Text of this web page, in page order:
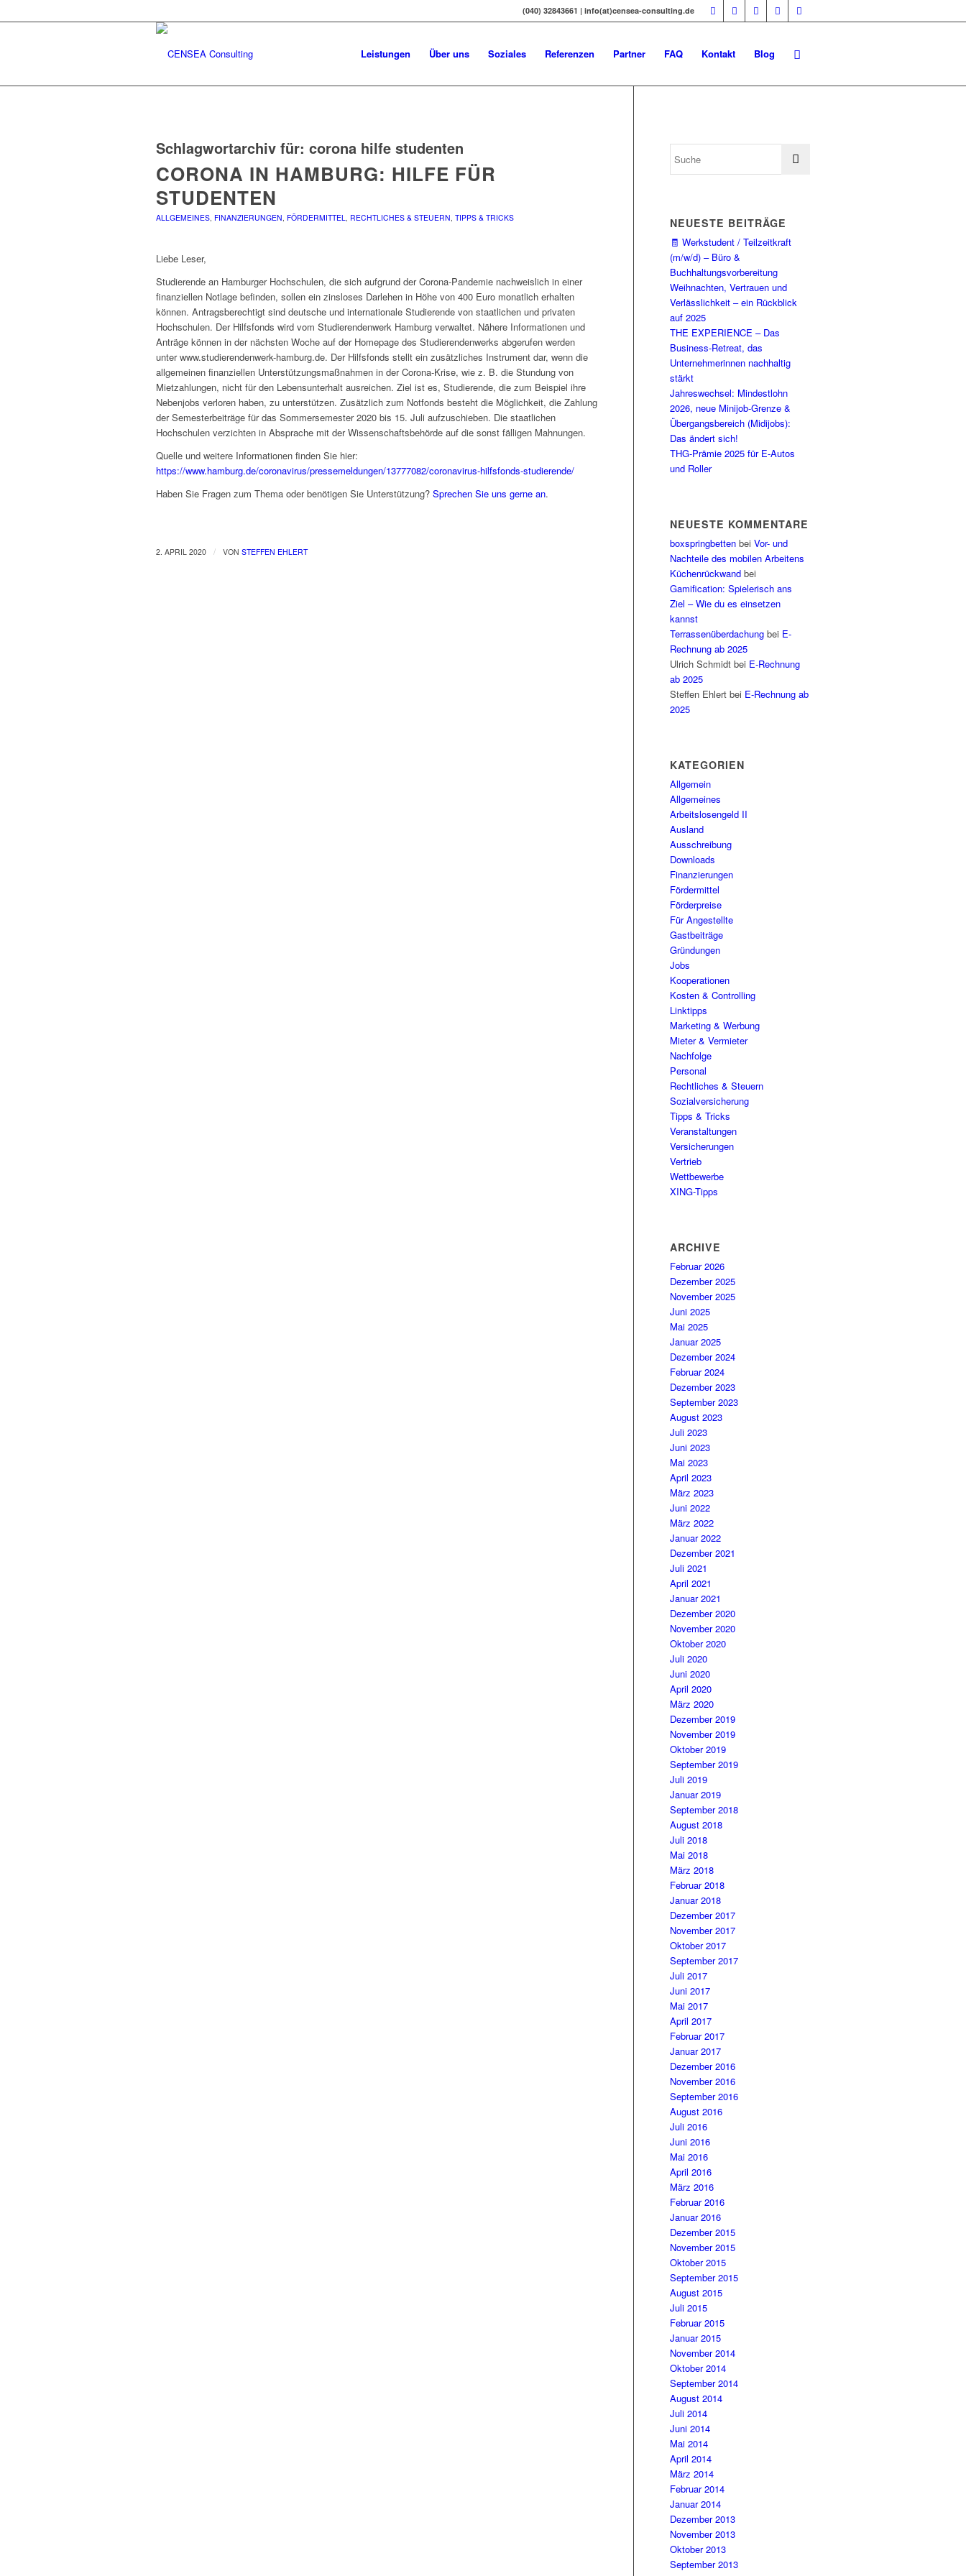
(040) 32843661 | info(at)censea-consulting.de
Leistungen Über uns Soziales Referenzen Partner FAQ Kontakt Blog
Schlagwortarchiv für: corona hilfe studenten
CORONA IN HAMBURG: HILFE FÜR
STUDENTEN
ALLGEMEINES, FINANZIERUNGEN, FÖRDERMITTEL, RECHTLICHES & STEUERN, TIPPS & TRICKS
Liebe Leser,
Studierende an Hamburger Hochschulen, die sich aufgrund der Corona-Pandemie nachweislich in einer
finanziellen Notlage befinden, sollen ein zinsloses Darlehen in Höhe von 400 Euro monatlich erhalten
können. Antragsberechtigt sind deutsche und internationale Studierende von staatlichen und privaten
Hochschulen. Der Hilfsfonds wird vom Studierendenwerk Hamburg verwaltet. Nähere Informationen und
Anträge können in der nächsten Woche auf der Homepage des Studierendenwerks abgerufen werden
unter www.studierendenwerk-hamburg.de. Der Hilfsfonds stellt ein zusätzliches Instrument dar, wenn die
allgemeinen finanziellen Unterstützungsmaßnahmen in der Corona-Krise, wie z. B. die Stundung von
Mietzahlungen, nicht für den Lebensunterhalt ausreichen. Ziel ist es, Studierende, die zum Beispiel ihre
Nebenjobs verloren haben, zu unterstützen. Zusätzlich zum Notfonds besteht die Möglichkeit, die Zahlung
der Semesterbeiträge für das Sommersemester 2020 bis 15. Juli aufzuschieben. Die staatlichen
Hochschulen verzichten in Absprache mit der Wissenschaftsbehörde auf die sonst fälligen Mahnungen.
Quelle und weitere Informationen finden Sie hier:
https://www.hamburg.de/coronavirus/pressemeldungen/13777082/coronavirus-hilfsfonds-studierende/
Haben Sie Fragen zum Thema oder benötigen Sie Unterstützung? Sprechen Sie uns gerne an.
2. APRIL 2020 / VON STEFFEN EHLERT
NEUESTE BEITRÄGE
🧾 Werkstudent / Teilzeitkraft
(m/w/d) – Büro &
Buchhaltungsvorbereitung
Weihnachten, Vertrauen und
Verlässlichkeit – ein Rückblick
auf 2025
THE EXPERIENCE – Das
Business-Retreat, das
Unternehmerinnen nachhaltig
stärkt
Jahreswechsel: Mindestlohn
2026, neue Minijob-Grenze &
Übergangsbereich (Midijobs):
Das ändert sich!
THG-Prämie 2025 für E-Autos
und Roller
NEUESTE KOMMENTARE
boxspringbetten beiVor- und
Nachteile des mobilen Arbeitens
Küchenrückwand bei
Gamification: Spielerisch ans
Ziel – Wie du es einsetzen
kannst
Terrassenüberdachung bei E-
Rechnung ab 2025
Ulrich Schmidt bei E-Rechnung
ab 2025
Steffen Ehlert bei E-Rechnung ab
2025
KATEGORIEN
Allgemein
Allgemeines
Arbeitslosengeld II
Ausland
Ausschreibung
Downloads
Finanzierungen
Fördermittel
Förderpreise
Für Angestellte
Gastbeiträge
Gründungen
Jobs
Kooperationen
Kosten & Controlling
Linktipps
Marketing & Werbung
Mieter & Vermieter
Nachfolge
Personal
Rechtliches & Steuern
Sozialversicherung
Tipps & Tricks
Veranstaltungen
Versicherungen
Vertrieb
Wettbewerbe
XING-Tipps
ARCHIVE
Februar 2026
Dezember 2025
November 2025
Juni 2025
Mai 2025
Januar 2025
Dezember 2024
Februar 2024
Dezember 2023
September 2023
August 2023
Juli 2023
Juni 2023
Mai 2023
April 2023
März 2023
Juni 2022
März 2022
Januar 2022
Dezember 2021
Juli 2021
April 2021
Januar 2021
Dezember 2020
November 2020
Oktober 2020
Juli 2020
Juni 2020
April 2020
März 2020
Dezember 2019
November 2019
Oktober 2019
September 2019
Juli 2019
Januar 2019
September 2018
August 2018
Juli 2018
Mai 2018
März 2018
Februar 2018
Januar 2018
Dezember 2017
November 2017
Oktober 2017
September 2017
Juli 2017
Juni 2017
Mai 2017
April 2017
Februar 2017
Januar 2017
Dezember 2016
November 2016
September 2016
August 2016
Juli 2016
Juni 2016
Mai 2016
April 2016
März 2016
Februar 2016
Januar 2016
Dezember 2015
November 2015
Oktober 2015
September 2015
August 2015
Juli 2015
Februar 2015
Januar 2015
November 2014
Oktober 2014
September 2014
August 2014
Juli 2014
Juni 2014
Mai 2014
April 2014
März 2014
Februar 2014
Januar 2014
Dezember 2013
November 2013
Oktober 2013
September 2013